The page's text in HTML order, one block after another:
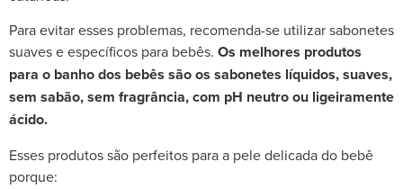
Para evitar esses problemas, recomenda-se utilizar sabonetes
suaves e específicos para bebês. Os melhores produtos
para o banho dos bebês são os sabonetes líquidos, suaves,
sem sabão, sem fragrância, com pH neutro ou ligeiramente
ácido.
Esses produtos são perfeitos para a pele delicada do bebê
porque: